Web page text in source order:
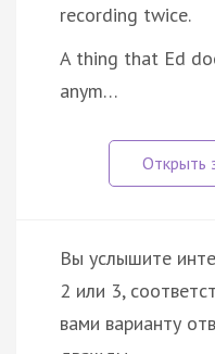
recording twice.
A thing that Ed
anym…
Вы услышите
2 или 3,
вами варианту